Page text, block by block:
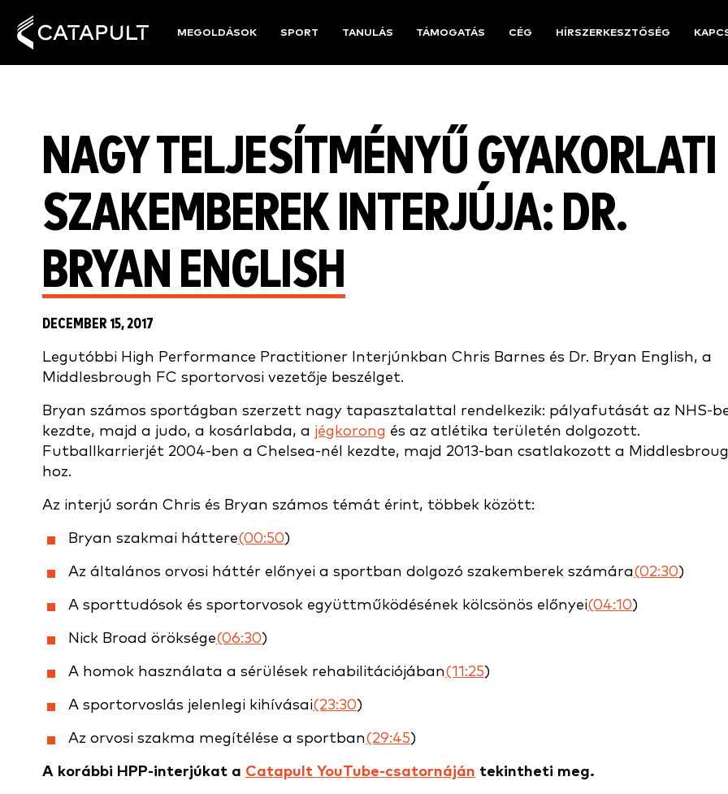
MEGOLDÁSOK SPORT TANULÁS TÁMOGATÁS CÉG HÍRSZERKESZTŐSÉG
NAGY TELJESÍTMÉNYŰ GYAKORLATI
SZAKEMBEREK INTERJÚJA: DR.
BRYAN ENGLISH
DECEMBER 15, 2017
Legutóbbi High Performance Practitioner Interjúnkban Chris Barnes és Dr. Bryan English, a
Middlesbrough FC sportorvosi vezetője beszélget.
Bryan számos sportágban szerzett nagy tapasztalattal rendelkezik: pályafutását az NHS-
kezdte, majd a judo, a kosárlabda, a jégkorong és az atlétika területén dolgozott.
Futballkarrierjét 2004-ben a Chelsea-nél kezdte, majd 2013-ban csatlakozott a
hoz.
Az interjú során Chris és Bryan számos témát érint, többek között:
Bryan szakmai háttere(00:50)
Az általános orvosi háttér előnyei a sportban dolgozó szakemberek számára(02:30)
A sporttudósok és sportorvosok együttműködésének kölcsönös előnyei(04:10)
Nick Broad öröksége(06:30)
A homok használata a sérülések rehabilitációjában(11:25)
A sportorvoslás jelenlegi kihívásai(23:30)
Az orvosi szakma megítélése a sportban(29:45)
A korábbi HPP-interjúkat a Catapult YouTube-csatornáján tekintheti meg.